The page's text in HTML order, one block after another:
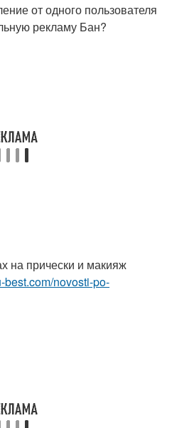
от одного пользователя
рекламу Бан?
на прически и макияж
best.com/novosti-po-